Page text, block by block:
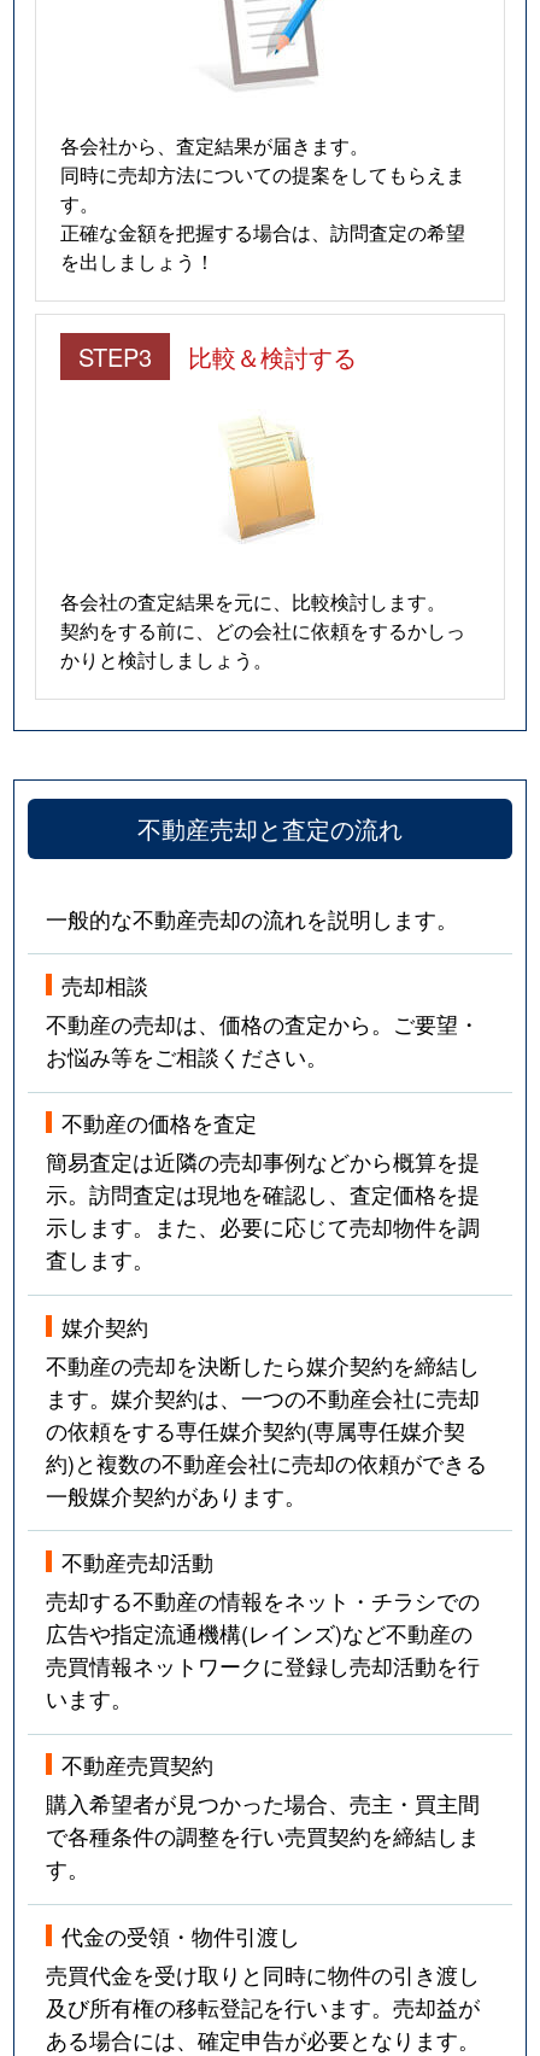
各会社から、査定結果が届きます。
同時に売却方法についての提案をしてもらえま
す。
正確な金額を把握する場合は、訪問査定の希望
を出しましょう！
STEP3 比較＆検討する
各会社の査定結果を元に、比較検討します。
契約をする前に、どの会社に依頼をするかしっ
かりと検討しましょう。
不動産売却と査定の流れ
一般的な不動産売却の流れを説明します。
売却相談
不動産の売却は、価格の査定から。ご要望・
お悩み等をご相談ください。
不動産の価格を査定
簡易査定は近隣の売却事例などから概算を提
示。訪問査定は現地を確認し、査定価格を提
示します。また、必要に応じて売却物件を調
査します。
媒介契約
不動産の売却を決断したら媒介契約を締結し
ます。媒介契約は、一つの不動産会社に売却
の依頼をする専任媒介契約(専属専任媒介契
約)と複数の不動産会社に売却の依頼ができる
一般媒介契約があります。
不動産売却活動
売却する不動産の情報をネット・チラシでの
広告や指定流通機構(レインズ)など不動産の
売買情報ネットワークに登録し売却活動を行
います。
不動産売買契約
購入希望者が見つかった場合、売主・買主間
で各種条件の調整を行い売買契約を締結しま
す。
代金の受領・物件引渡し
売買代金を受け取りと同時に物件の引き渡し
及び所有権の移転登記を行います。売却益が
ある場合には、確定申告が必要となります。